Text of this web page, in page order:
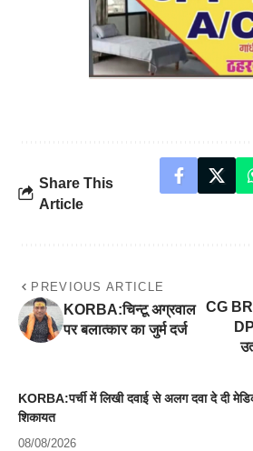
Share This
Article
PREVIOUS ARTICLE
KORBA:चिन्टू अग्रवाल
पर बलात्कार का जुर्म दर्ज
CG
KORBA:पर्ची में लिखी दवाई से अलग दवा दे दी
शिकायत
08/08/2026